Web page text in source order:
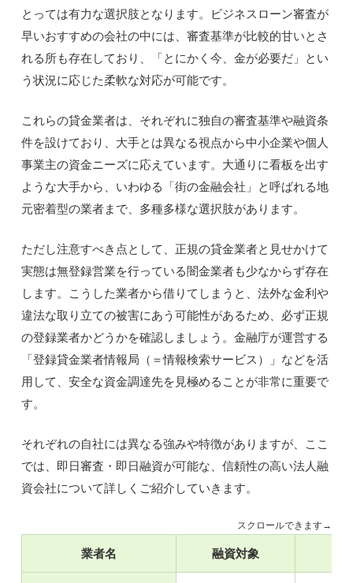
とっては有力な選択肢となります。ビジネスローン審査が
早いおすすめの会社の中には、審査基準が比較的甘いとさ
れる所も存在しており、「とにかく今、金が必要だ」とい
う状況に応じた柔軟な対応が可能です。
これらの貸金業者は、それぞれに独自の審査基準や融資条
件を設けており、大手とは異なる視点から中小企業や個人
事業主の資金ニーズに応えています。大通りに看板を出す
ような大手から、いわゆる「街の金融会社」と呼ばれる地
元密着型の業者まで、多種多様な選択肢があります。
ただし注意すべき点として、正規の貸金業者と見せかけて
実態は無登録営業を行っている闇金業者も少なからず存在
します。こうした業者から借りてしまうと、法外な金利や
違法な取り立ての被害にあう可能性があるため、必ず正規
の登録業者かどうかを確認しましょう。金融庁が運営する
「登録貸金業者情報局（＝情報検索サービス）」などを活
用して、安全な資金調達先を見極めることが非常に重要で
す。
それぞれの自社には異なる強みや特徴がありますが、ここ
では、即日審査・即日融資が可能な、信頼性の高い法人融
資会社について詳しくご紹介していきます。
スクロールできます→
業者名 融資対象